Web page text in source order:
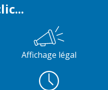
Affichage légal